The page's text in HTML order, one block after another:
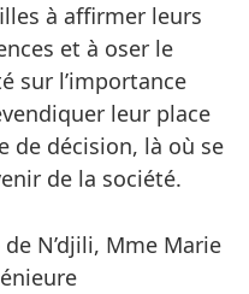
à affirmer leurs
et à oser le
sur l’importance
leur place
de décision, là où se
de la société.
N’djili, Mme Marie